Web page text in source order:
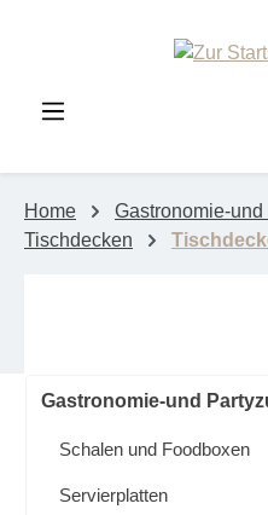
Home
Gastronomie-
Tischdecken
Gastronomie-und
Schalen und Foodboxen
Servierplatten